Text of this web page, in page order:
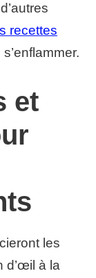
recettes
et
les
d’œil à la